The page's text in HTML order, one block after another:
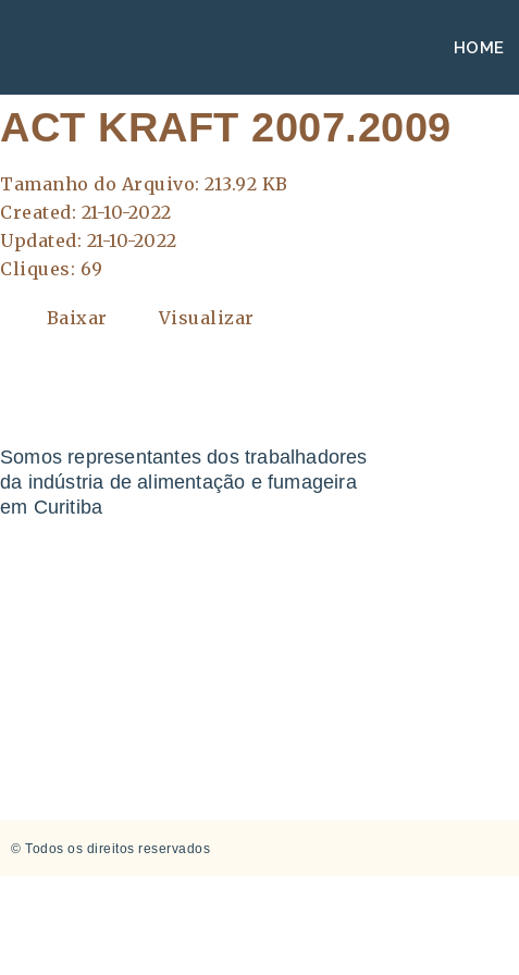
HOME
ACT KRAFT 2007.2009
Tamanho do Arquivo: 213.92 KB
Created: 21-10-2022
Updated: 21-10-2022
Cliques: 69
Baixar Visualizar
Somos representantes dos trabalhadores
da indústria de alimentação e fumageira
em Curitiba
© Todos os direitos reservados